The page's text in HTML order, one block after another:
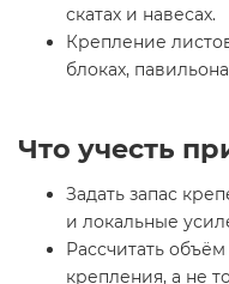
скатах и навесах.
Крепление
блоках,
Что учесть
Задать запас
и локальные
Рассчитать
крепления, а не